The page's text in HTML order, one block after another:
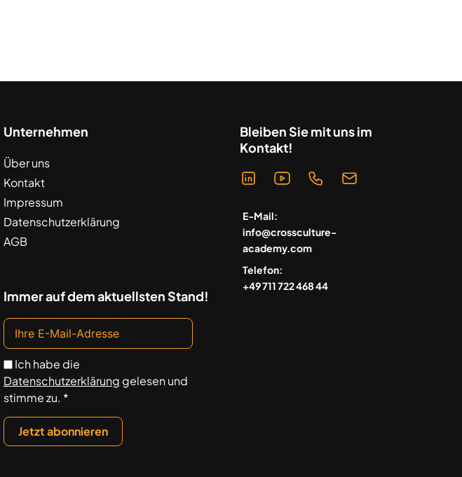
Unternehmen
Über uns
Kontakt
Impressum
Datenschutzerklärung
AGB
Immer auf dem aktuellsten Stand!
Ich habe die
Datenschutzerklärung gelesen und
stimme zu. *
Jetzt abonnieren
Bleiben Sie mit uns im
Kontakt!
E-Mail:
info@crossculture-
academy.com
Telefon:
+49 711 722 468 44